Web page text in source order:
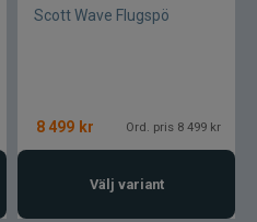
Scott Wave Flugspö
8 499 kr Ord. pris 8 499 kr
Välj variant